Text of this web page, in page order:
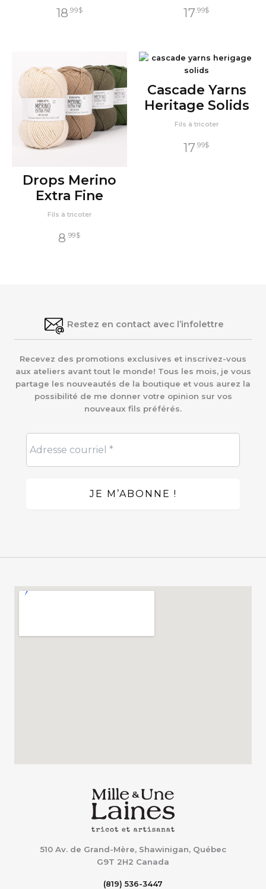
18 .99$ 17.99$
Drops Merino
Extra Fine
Fils à tricoter
8 .99$
Cascade Yarns
Heritage Solids
Fils à tricoter
17.99$
Restez en contact avec l’infolettre
Recevez des promotions exclusives et inscrivez-vous
aux ateliers avant tout le monde! Tous les mois, je vous
partage les nouveautés de la boutique et vous aurez la
possibilité de me donner votre opinion sur vos
nouveaux fils préférés.
510 Av. de Grand-Mère, Shawinigan, Québec
G9T 2H2 Canada
(819) 536-3447